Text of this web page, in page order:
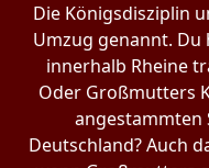
Die Königsdisziplin
Umzug genannt. Du
innerhalb Rheine
Oder Großmutters
angestammten
Deutschland? Auch